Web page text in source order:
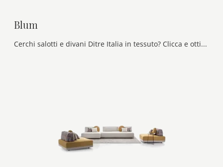
Blum
Cerchi salotti e divani Ditre Italia in tessuto? Clicca e ottieni informazioni sul modello Blum per spazi design.